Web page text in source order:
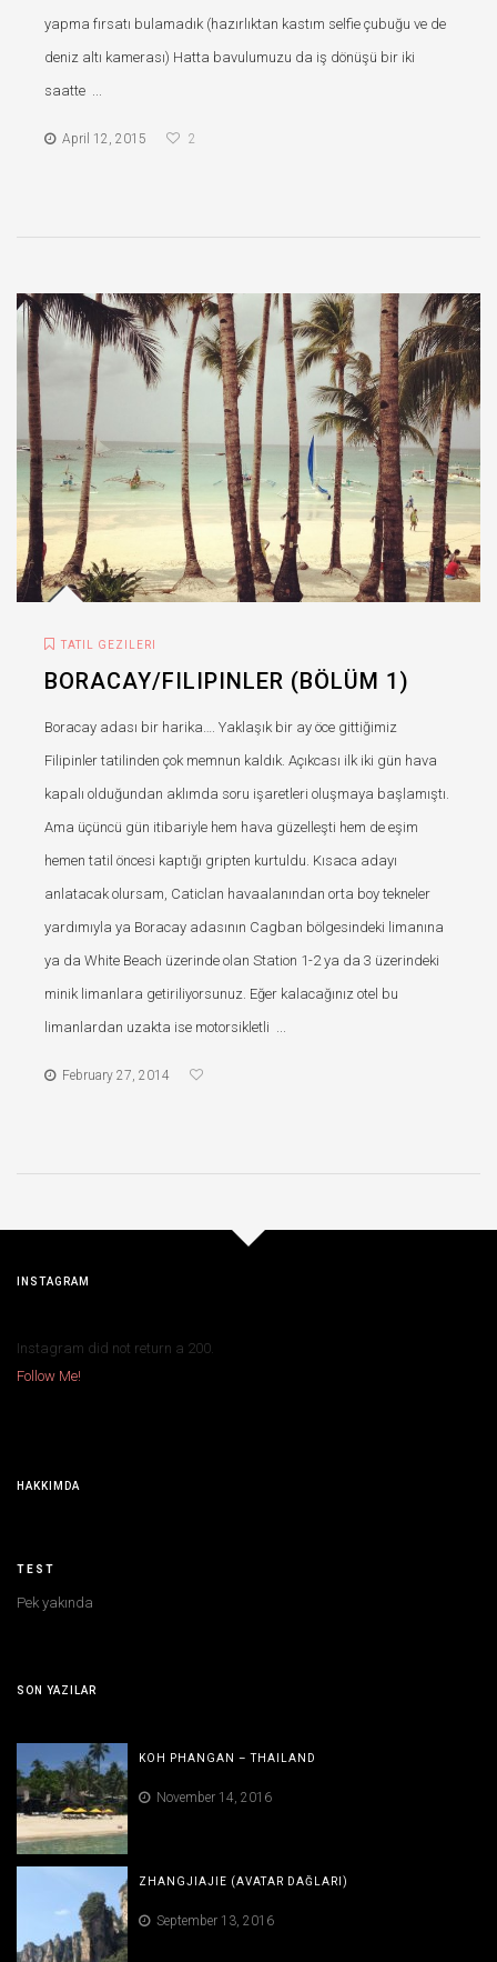
yapma fırsatı bulamadık (hazırlıktan kastım selfie çubuğu ve de
deniz altı kamerası) Hatta bavulumuzu da iş dönüşü bir iki
saatte ...
April 12, 2015 2
TATIL GEZILERI
BORACAY/FILIPINLER (BÖLÜM 1)
Boracay adası bir harika…. Yaklaşık bir ay öce gittiğimiz
Filipinler tatilinden çok memnun kaldık. Açıkcası ilk iki gün hava
kapalı olduğundan aklımda soru işaretleri oluşmaya başlamıştı.
Ama üçüncü gün itibariyle hem hava güzelleşti hem de eşim
hemen tatil öncesi kaptığı gripten kurtuldu. Kısaca adayı
anlatacak olursam, Caticlan havaalanından orta boy tekneler
yardımıyla ya Boracay adasının Cagban bölgesindeki limanına
ya da White Beach üzerinde olan Station 1-2 ya da 3 üzerindeki
minik limanlara getiriliyorsunuz. Eğer kalacağınız otel bu
limanlardan uzakta ise motorsikletli ...
February 27, 2014
INSTAGRAM
Instagram did not return a 200.
Follow Me!
HAKKIMDA
TEST
Pek yakında
SON YAZILAR
KOH PHANGAN – THAILAND
November 14, 2016
ZHANGJIAJIE (AVATAR DAĞLARI)
September 13, 2016